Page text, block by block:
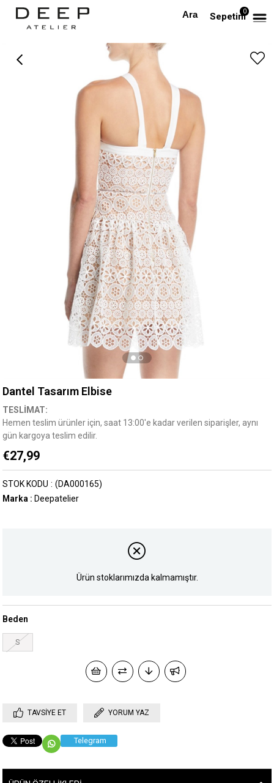
Sepetim0
Anasayfa Dantel Tasarım Elbise
Dantel Tasarım Elbise
TESLİMAT:
Hemen teslim ürünler için, saat 13:00'e kadar verilen siparişler, aynı
gün kargoya teslim edilir.
€27,99
(DA000165)
STOK KODU
Marka : Deepatelier
Ürün stoklarımızda kalmamıştır.
Beden
S
TAVSIYE ET YORUM YAZ
Telegram